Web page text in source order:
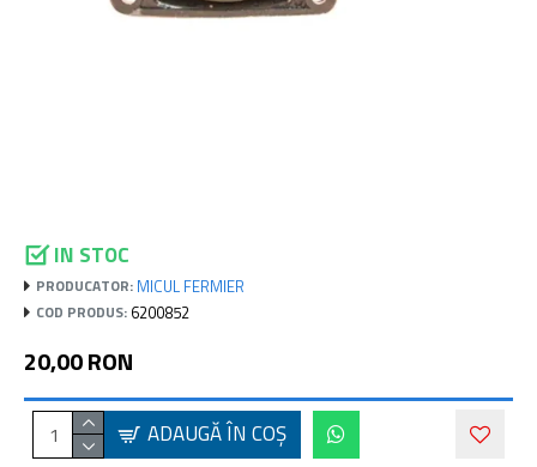
IN STOC
PRODUCATOR: MICUL FERMIER
COD PRODUS: 6200852
20,00 RON
ADAUGĂ ÎN COŞ